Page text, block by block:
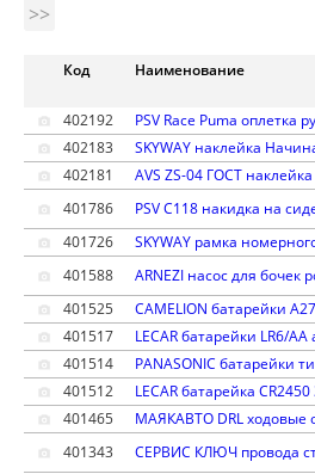
>>
Код Наименование
402192 PSV Race Puma
402183
SKYWAY наклейка
402181
AVS ZS-04 ГОСТ
401786
PSV C118 накидка на
401726
SKYWAY рамка
401588
ARNEZI насос для бочек
401525
CAMELION батарейки
401517
LECAR батарейки LR6/
401514
PANASONIC батарейки
401512
LECAR батарейка
401465
МАЯКАВТО DRL ходовые
401343
СЕРВИС КЛЮЧ провода